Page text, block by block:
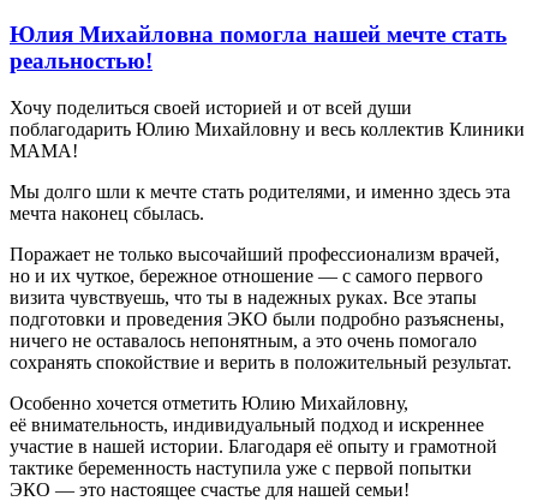
Юлия Михайловна помогла нашей мечте стать
реальностью!
Хочу поделиться своей историей и от всей души
поблагодарить Юлию Михайловну и весь коллектив Клиники
МАМА!
Мы долго шли к мечте стать родителями, и именно здесь эта
мечта наконец сбылась.
Поражает не только высочайший профессионализм врачей,
но и их чуткое, бережное отношение — с самого первого
визита чувствуешь, что ты в надежных руках. Все этапы
подготовки и проведения ЭКО были подробно разъяснены,
ничего не оставалось непонятным, а это очень помогало
сохранять спокойствие и верить в положительный результат.
Особенно хочется отметить Юлию Михайловну,
её внимательность, индивидуальный подход и искреннее
участие в нашей истории. Благодаря её опыту и грамотной
тактике беременность наступила уже с первой попытки
ЭКО — это настоящее счастье для нашей семьи!